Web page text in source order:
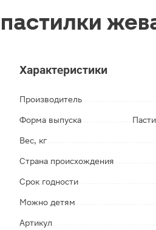
Характеристики
Производитель
Форма выпуска
Вес, кг
Страна происхождения
Срок годности
Можно детям
Артикул